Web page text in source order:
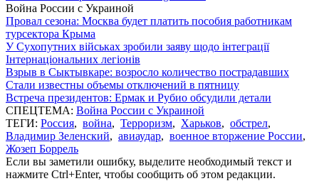
Война России с Украиной
Провал сезона: Москва будет платить пособия работникам
турсектора Крыма
У Сухопутних військах зробили заяву щодо інтеграції
Інтернаціональних легіонів
Взрыв в Сыктывкаре: возросло количество пострадавших
Стали известны объемы отключений в пятницу
Встреча президентов: Ермак и Рубио обсудили детали
СПЕЦТЕМА: Война России с Украиной
ТЕГИ: Россия, война, Терроризм, Харьков, обстрел,
Владимир Зеленский, авиаудар, военное вторжение России,
Жозеп Боррель
Если вы заметили ошибку, выделите необходимый текст и
нажмите Ctrl+Enter, чтобы сообщить об этом редакции.